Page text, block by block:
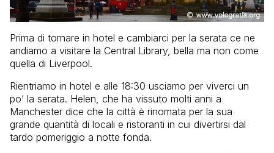
Prima di tornare in hotel e cambiarci per la serata ce ne
andiamo a visitare la Central Library, bella ma non come
quella di Liverpool.
Rientriamo in hotel e alle 18:30 usciamo per viverci un
po’ la serata. Helen, che ha vissuto molti anni a
Manchester dice che la città è rinomata per la sua
grande quantità di locali e ristoranti in cui divertirsi dal
tardo pomeriggio a notte fonda.